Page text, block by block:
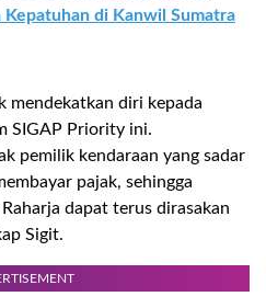
Kepatuhan di Kanwil Sumatra
mendekatkan diri kepada
SIGAP Priority ini.
pemilik kendaraan yang sadar
pajak, sehingga
dapat terus dirasakan
Sigit.